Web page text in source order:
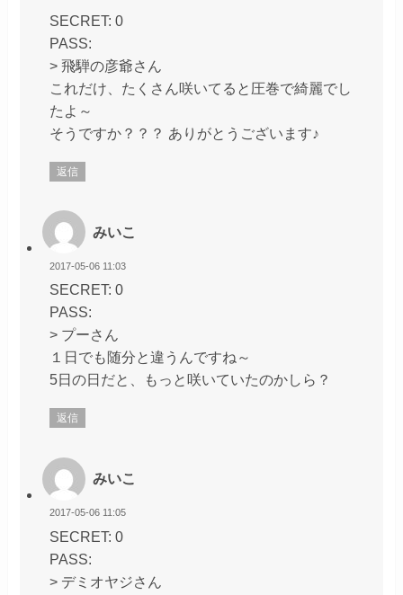
SECRET: 0
PASS:
> 飛騨の彦爺さん
これだけ、たくさん咲いてると圧巻で綺麗でし
たよ～
そうですか？？？ ありがとうございます♪
返信
みいこ
2017-05-06 11:03
SECRET: 0
PASS:
> プーさん
１日でも随分と違うんですね～
5日の日だと、もっと咲いていたのかしら？
返信
みいこ
2017-05-06 11:05
SECRET: 0
PASS:
> デミオヤジさん